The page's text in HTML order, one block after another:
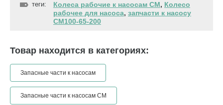
теги: Колеса рабочие к насосам СМ, Колесо
рабочее для насоса, запчасти к насосу
СМ100-65-200
Товар находится в категориях:
Запасные части к насосам
Запасные части к насосам СМ